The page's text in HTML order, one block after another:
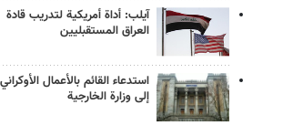
آيلب: أداة أمريكية لتدريب قادة
العراق المستقبليين
استدعاء القائم بالأعمال الأوكراني
إلى وزارة الخارجية